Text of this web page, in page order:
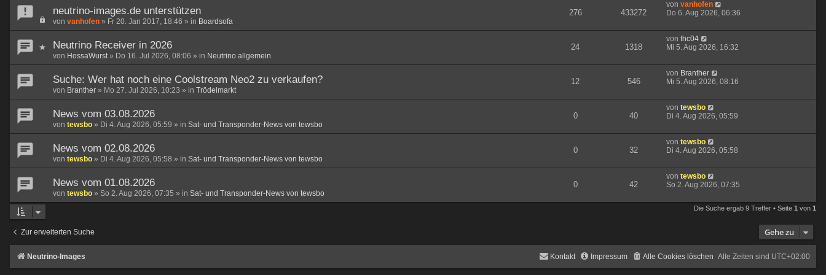
neutrino-images.de unterstützen
von vanhofen » Fr 20. Jan 2017, 18:46 » in Boardsofa
276 433272
von vanhofen
Do 6. Aug 2026, 06:36
Neutrino Receiver in 2026
von HossaWurst» Do 16. Jul 2026, 08:06 » in Neutrino allgemein
24 1318
von thc04
Mi 5. Aug 2026, 16:32
Suche: Wer hat noch eine Coolstream Neo2 zu verkaufen?
von Branther » Mo 27. Jul 2026, 10:23 » in Trödelmarkt
12 546
von Branther
Mi 5. Aug 2026, 08:16
News vom 03.08.2026
von tewsbo » Di 4. Aug 2026, 05:59 » in Sat- und Transponder-News von tewsbo
0 40
von tewsbo
Di 4. Aug 2026, 05:59
News vom 02.08.2026
von tewsbo » Di 4. Aug 2026, 05:58 » in Sat- und Transponder-News von tewsbo
0 32
von tewsbo
Di 4. Aug 2026, 05:58
News vom 01.08.2026
von tewsbo » So 2. Aug 2026, 07:35 » in Sat- und Transponder-News von tewsbo
0 42
von tewsbo
So 2. Aug 2026, 07:35
Die Suche ergab 9 Treffer • Seite 1 von 1
Zur erweiterten Suche Gehe zu
Neutrino-Images Alle Zeiten sind UTC+02:00
Alle Cookies löschen
Impressum
Kontakt